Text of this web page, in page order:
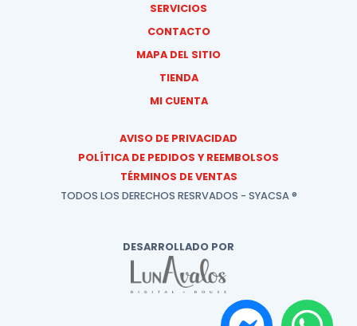
SERVICIOS
CONTACTO
MAPA DEL SITIO
TIENDA
MI CUENTA
AVISO DE PRIVACIDAD
POLÍTICA DE PEDIDOS Y REEMBOLSOS
TÉRMINOS DE VENTAS
TODOS LOS DERECHOS RESRVADOS - SYACSA ®
DESARROLLADO POR